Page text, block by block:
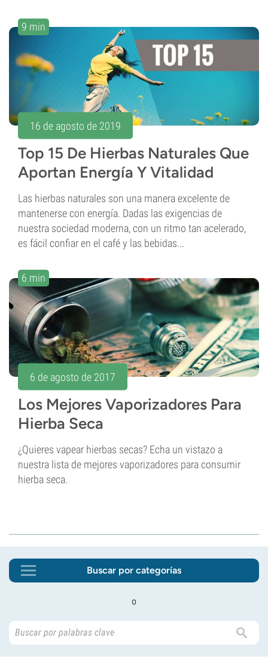
9 min
16 de agosto de 2019
Top 15 De Hierbas Naturales Que
Aportan Energía Y Vitalidad
Las hierbas naturales son una manera excelente de
mantenerse con energía. Dadas las exigencias de
nuestra sociedad moderna, con un ritmo tan acelerado,
es fácil confiar en el café y las bebidas...
6 min
6 de agosto de 2017
Los Mejores Vaporizadores Para
Hierba Seca
¿Quieres vapear hierbas secas? Echa un vistazo a
nuestra lista de mejores vaporizadores para consumir
hierba seca.
Buscar por categorías
o